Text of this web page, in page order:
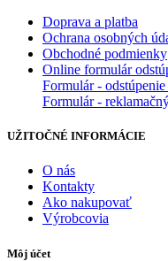
Doprava a platba
Ochrana osobných
Obchodné podmienky
Online formulár
Formulár -
Formulár -
UŽITOČNÉ INFORMÁCIE
O nás
Kontakty
Ako nakupovať
Výrobcovia
Môj účet